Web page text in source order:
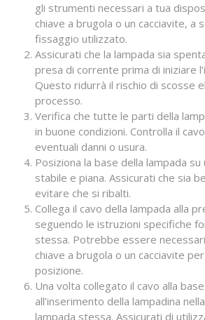
gli strumenti necessari a tua
chiave a brugola o un cacciavite, a
fissaggio utilizzato.
Assicurati che la lampada sia
presa di corrente prima di iniziare
Questo ridurrà il rischio di scosse
processo.
Verifica che tutte le parti della
in buone condizioni. Controlla il
eventuali danni o usura.
Posiziona la base della lampada
stabile e piana. Assicurati che sia
evitare che si ribalti.
Collega il cavo della lampada alla
seguendo le istruzioni specifiche
stessa. Potrebbe essere
chiave a brugola o un cacciavite
posizione.
Una volta collegato il cavo alla
all’inserimento della lampadina
lampada stessa. Assicurati di